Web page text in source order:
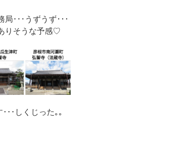
･･･うずうず･･･
りそうな予感♡
･･しくじった｡｡